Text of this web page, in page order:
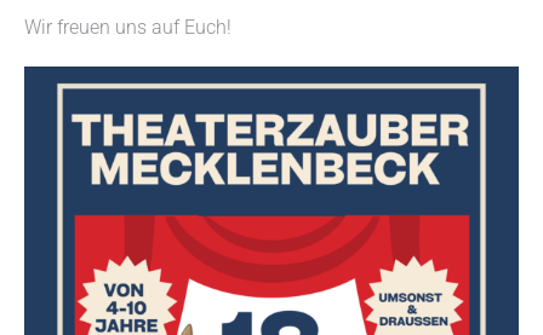
Wir freuen uns auf Euch!